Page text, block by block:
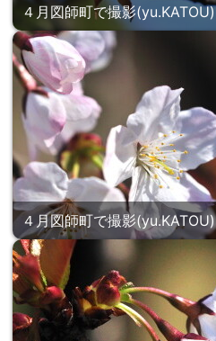
４月図師町で撮影(yu.KATOU)
４月図師町で撮影(yu.KATOU)